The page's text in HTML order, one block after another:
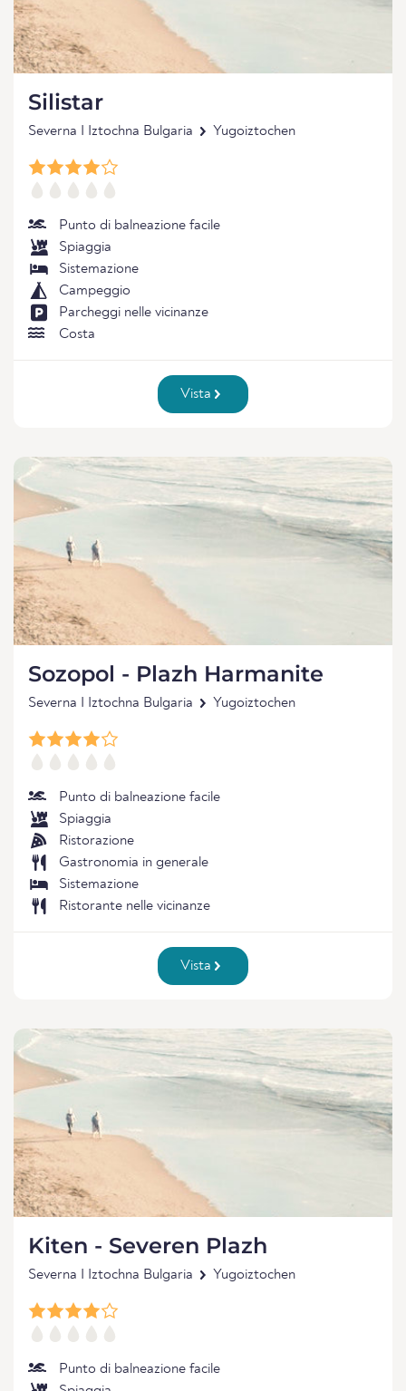
Silistar
Severna I Iztochna Bulgaria Yugoiztochen
Punto di balneazione facile
Spiaggia
Sistemazione
Campeggio
Parcheggi nelle vicinanze
Costa
Vista
Sozopol - Plazh Harmanite
Severna I Iztochna Bulgaria Yugoiztochen
Punto di balneazione facile
Spiaggia
Ristorazione
Gastronomia in generale
Sistemazione
Ristorante nelle vicinanze
Vista
Kiten - Severen Plazh
Severna I Iztochna Bulgaria Yugoiztochen
Punto di balneazione facile